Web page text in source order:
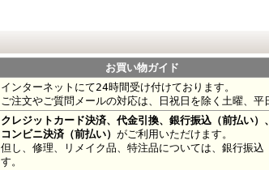
お買い物ガイド
インターネットにて24時間受け付けております。
ご注文やご質問メールの対応は、日祝日を除く土曜、平
クレジットカード決済、代金引換、銀行振込（前払い）
コンビニ決済（前払い） がご利用いただけます。
但し、修理、リメイク品、特注品については、銀行振込
す。